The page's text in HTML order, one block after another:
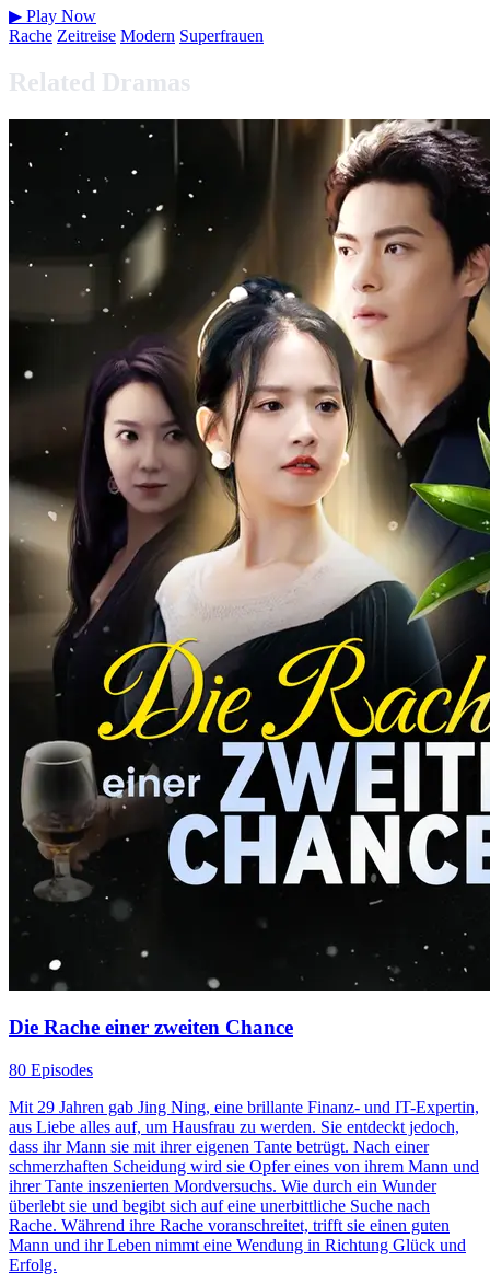
▶ Play Now
Rache Zeitreise Modern Superfrauen
Related Dramas
Die Rache einer zweiten Chance
80 Episodes
Mit 29 Jahren gab Jing Ning, eine brillante Finanz- und IT-Expertin,
aus Liebe alles auf, um Hausfrau zu werden. Sie entdeckt jedoch,
dass ihr Mann sie mit ihrer eigenen Tante betrügt. Nach einer
schmerzhaften Scheidung wird sie Opfer eines von ihrem Mann und
ihrer Tante inszenierten Mordversuchs. Wie durch ein Wunder
überlebt sie und begibt sich auf eine unerbittliche Suche nach
Rache. Während ihre Rache voranschreitet, trifft sie einen guten
Mann und ihr Leben nimmt eine Wendung in Richtung Glück und
Erfolg.